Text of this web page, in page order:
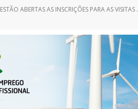
ESTÃO ABERTAS AS INSCRIÇÕES PARA AS VISITAS DE ESTUDO AO CAMPEONATO NACIONAL DAS PROFISSÕES